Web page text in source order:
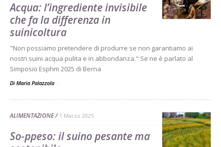
Acqua: l’ingrediente invisibile
che fa la differenza in
suinicoltura
"Non possiamo pretendere di produrre se non garantiamo ai
nostri suini acqua pulita e in abbondanza." Se ne è parlato al
Simposio Esphm 2025 di Berna
Di Maria Palazzola -
ALIMENTAZIONE 1 Marzo 2025
So-ppeso: il suino pesante ma